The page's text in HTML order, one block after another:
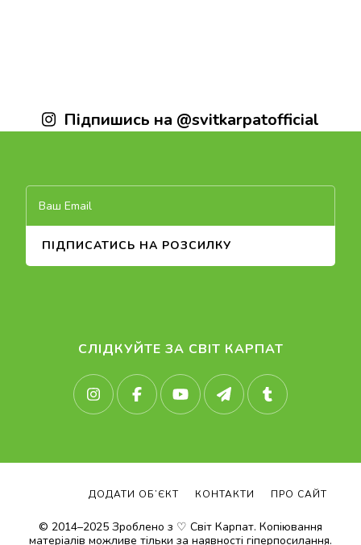
Підпишись на @svitkarpatofficial
СЛІДКУЙТЕ ЗА СВІТ КАРПАТ
© 2014–2025 Зроблено з ♡ Світ Карпат. Копіювання
матеріалів можливе тільки за наявності гіперпосилання.
ДОДАТИ ОБ’ЄКТ КОНТАКТИ ПРО САЙТ